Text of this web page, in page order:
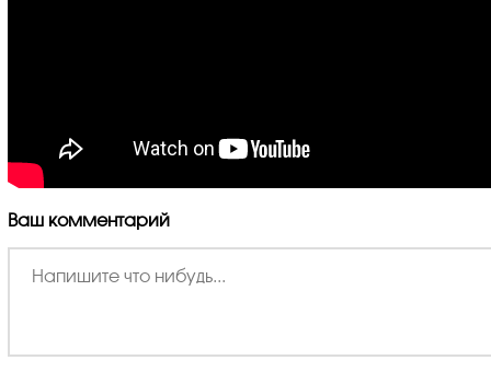
Ваш комментарий